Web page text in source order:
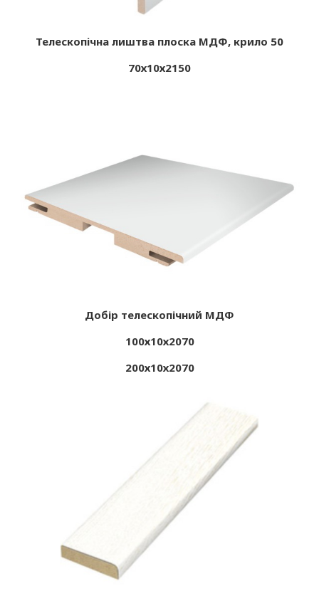
Телескопічна лиштва плоска МДФ, крило 50
70х10х2150
Добір телескопічний МДФ
100х10х2070
200х10х2070